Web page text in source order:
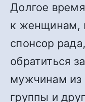
Долгое
к женщинам,
спонсор
обратиться
мужчинам из
группы и